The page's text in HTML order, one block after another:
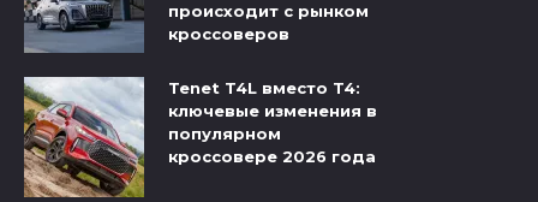
происходит с рынком
кроссоверов
Tenet T4L вместо T4:
ключевые изменения в
популярном
кроссовере 2026 года